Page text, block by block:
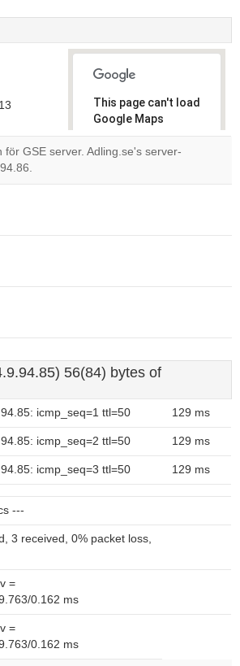
This page can't load
Google Maps
correctly.
own this
OK
för GSE server. Adling.se's server-
56(84) bytes of
icmp_seq=1 ttl=50 129 ms
icmp_seq=2 ttl=50 129 ms
icmp_seq=3 ttl=50 129 ms
---
3 received, 0% packet loss,
=
0.162 ms
=
0.162 ms